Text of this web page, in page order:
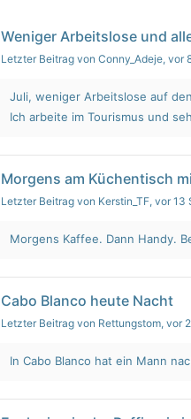
Weniger Arbeitslose und
Letzter Beitrag von Conny_Adeje, vor
Juli, weniger Arbeitslose auf
Ich arbeite im Tourismus und
Morgens am Küchentisch
Letzter Beitrag von Kerstin_TF, vor 13
Morgens Kaffee. Dann Handy.
Cabo Blanco heute Nacht
Letzter Beitrag von Rettungstom, vor
In Cabo Blanco hat ein Mann